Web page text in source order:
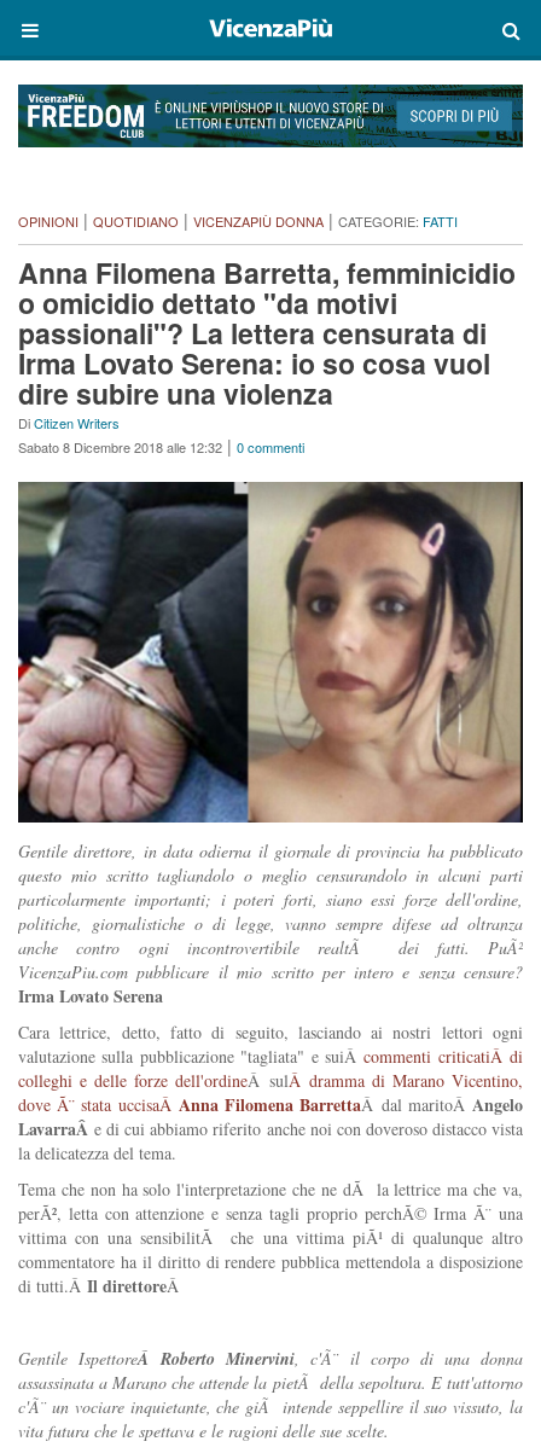
OPINIONI | QUOTIDIANO | VICENZAPIÙ DONNA | CATEGORIE: FATTI
Anna Filomena Barretta, femminicidio
o omicidio dettato "da motivi
passionali"? La lettera censurata di
Irma Lovato Serena: io so cosa vuol
dire subire una violenza
DiCitizen Writers
Sabato 8 Dicembre 2018 alle 12:32 | 0 commenti
Gentile direttore, in data odierna il giornale di provincia ha pubblicato
questo mio scritto tagliandolo o meglio censurandolo in alcuni parti
particolarmente importanti; i poteri forti, siano essi forze dell'ordine,
politiche, giornalistiche o di legge, vanno sempre difese ad oltranza
anche contro ogni incontrovertibile realtÃ dei fatti. PuÃ²
VicenzaPiu.com pubblicare il mio scritto per intero e senza censure?
Irma Lovato Serena
Cara lettrice, detto, fatto di seguito, lasciando ai nostri lettori ogni
valutazione sulla pubblicazione "tagliata" e suiÂcommenti criticatiÂ di
colleghi e delle forze dell'ordineÂ sulÂ dramma di Marano Vicentino,
dove Ã¨ stata uccisaÂ Anna Filomena BarrettaÂ dal maritoÂ Angelo
LavarraÂe di cui abbiamo riferito anche noi con doveroso distacco vista
la delicatezza del tema.
Tema che non ha solo l'interpretazione che ne dÃ la lettrice ma che va,
perÃ², letta con attenzione e senza tagli proprio perchÃ© Irma Ã¨ una
vittima con una sensibilitÃ che una vittima piÃ¹ di qualunque altro
commentatore ha il diritto di rendere pubblica mettendola a disposizione
di tutti.Â Il direttoreÂ
Gentile IspettoreÂ Roberto Minervini , c'Ã¨ il corpo di una donna
assassinata a Marano che attende la pietÃ della sepoltura. E tutt'attorno
c'Ã¨ un vociare inquietante, che giÃ intende seppellire il suo vissuto, la
vita futura che le spettava e le ragioni delle sue scelte.